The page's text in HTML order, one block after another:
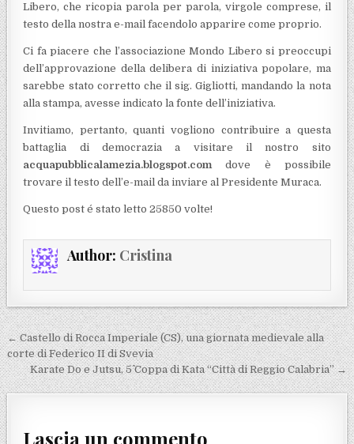
Libero, che ricopia parola per parola, virgole comprese, il
testo della nostra e-mail facendolo apparire come proprio.
Ci fa piacere che l’associazione Mondo Libero si preoccupi
dell’approvazione della delibera di iniziativa popolare, ma
sarebbe stato corretto che il sig. Gigliotti, mandando la nota
alla stampa, avesse indicato la fonte dell’iniziativa.
Invitiamo, pertanto, quanti vogliono contribuire a questa
battaglia di democrazia a visitare il nostro sito
acquapubblicalamezia.blogspot.comdove è possibile
trovare il testo dell’e-mail da inviare al Presidente Muraca.
Questo post é stato letto 25850 volte!
Author: Cristina
Navigazione articoli
← Castello di Rocca Imperiale (CS), una giornata medievale alla
corte di Federico II di Svevia
Karate Do e Jutsu, 5^ Coppa di Kata “Città di Reggio Calabria” →
Lascia un commento